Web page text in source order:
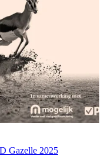
Gazelle 2025